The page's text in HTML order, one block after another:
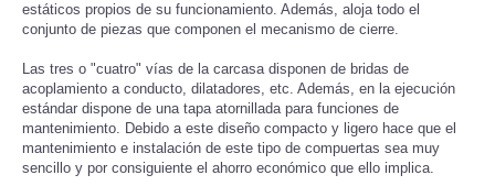
estáticos propios de su funcionamiento. Además, aloja todo el
conjunto de piezas que componen el mecanismo de cierre.
Las tres o "cuatro" vías de la carcasa disponen de bridas de
acoplamiento a conducto, dilatadores, etc. Además, en la ejecución
estándar dispone de una tapa atornillada para funciones de
mantenimiento. Debido a este diseño compacto y ligero hace que el
mantenimiento e instalación de este tipo de compuertas sea muy
sencillo y por consiguiente el ahorro económico que ello implica.